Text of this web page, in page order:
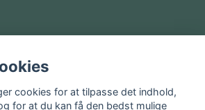
cookies for at tilpasse det indhold,
for at du kan få den bedst mulige